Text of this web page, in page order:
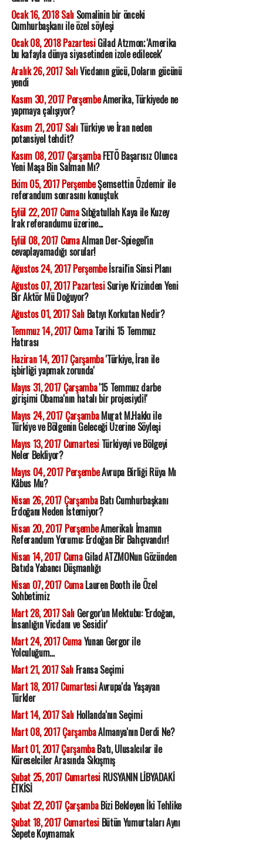
Ocak 16, 2018 SalıSomalinin bir önceki
Cumhurbaşkanı ile özel söyleşi
Ocak 08, 2018 PazartesiGilad Atzmon; 'Amerika
bu kafayla dünya siyasetinden izole edilecek'
Aralık 26, 2017 SalıVicdanın gücü, Doların gücünü
yendi
Kasım 30, 2017 PerşembeAmerika, Türkiyede ne
yapmaya çalışıyor?
Kasım 21, 2017 SalıTürkiye ve İran neden
potansiyel tehdit?
Kasım 08, 2017 ÇarşambaFETÖ Başarısız Olunca
Yeni Maşa Bin Salman Mı?
Ekim 05, 2017 PerşembeŞemsettin Özdemir ile
referandum sonrasını konuştuk
Eylül 22, 2017 CumaSıbğatullah Kaya ile Kuzey
Irak referandumu üzerine...
Eylül 08, 2017 CumaAlman Der-Spiegel'in
cevaplayamadığı sorular!
Ağustos 24, 2017 Perşembeİsrail'in Sinsi Planı
Ağustos 07, 2017 PazartesiSuriye Krizinden Yeni
Bir Aktör Mü Doğuyor?
Ağustos 01, 2017 SalıBatıyı Korkutan Nedir?
Temmuz 14, 2017 CumaTarihi 15 Temmuz
Hatırası
Haziran 14, 2017 Çarşamba'Türkiye, İran ile
işbirliği yapmak zorunda'
Mayıs 31, 2017 Çarşamba'15 Temmuz darbe
girişimi Obama'nın hatalı bir projesiydi!'
Mayıs 24, 2017 ÇarşambaMurat M.Hakkı ile
Türkiye ve Bölgenin Geleceği Üzerine Söyleşi
Mayıs 13, 2017 CumartesiTürkiyeyi ve Bölgeyi
Neler Bekliyor?
Mayıs 04, 2017 PerşembeAvrupa Birliği Rüya Mı
Kâbus Mu?
Nisan 26, 2017 ÇarşambaBatı Cumhurbaşkanı
Erdoğanı Neden İstemiyor?
Nisan 20, 2017 PerşembeAmerikalı İmamın
Referandum Yorumu: Erdoğan Bir Bahçıvandır!
Nisan 14, 2017 CumaGilad ATZMONun Gözünden
Batıda Yabancı Düşmanlığı
Nisan 07, 2017 CumaLauren Booth ile Özel
Sohbetimiz
Mart 28, 2017 SalıGergor'un Mektubu: 'Erdoğan,
İnsanlığın Vicdanı ve Sesidir'
Mart 24, 2017 CumaYunan Gergor ile
Yolculuğum...
Mart 21, 2017 SalıFransa Seçimi
Mart 18, 2017 CumartesiAvrupa'da Yaşayan
Türkler
Mart 14, 2017 SalıHollanda'nın Seçimi
Mart 08, 2017 ÇarşambaAlmanya'nın Derdi Ne?
Mart 01, 2017 ÇarşambaBatı, Ulusalcılar ile
Küreselciler Arasında Sıkışmış
Şubat 25, 2017 CumartesiRUSYANIN LİBYADAKİ
ETKİSİ
Şubat 22, 2017 ÇarşambaBizi Bekleyen İki Tehlike
Şubat 18, 2017 CumartesiBütün Yumurtaları Aynı
Sepete Koymamak